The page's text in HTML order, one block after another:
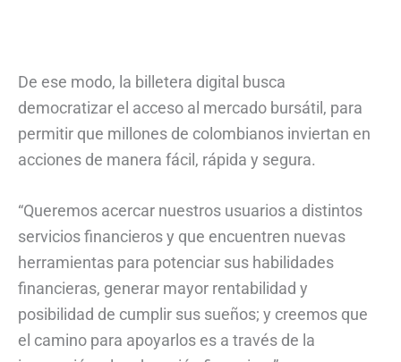
De ese modo, la billetera digital busca
democratizar el acceso al mercado bursátil, para
permitir que millones de colombianos inviertan en
acciones de manera fácil, rápida y segura.
“Queremos acercar nuestros usuarios a distintos
servicios financieros y que encuentren nuevas
herramientas para potenciar sus habilidades
financieras, generar mayor rentabilidad y
posibilidad de cumplir sus sueños; y creemos que
el camino para apoyarlos es a través de la